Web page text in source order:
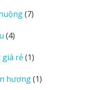
77
44
phẩm
giá rẻ 11
phẩm
hương 11